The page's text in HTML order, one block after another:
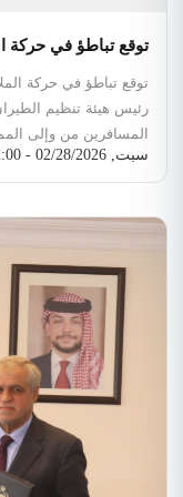
توقع تباطؤ في حركة
توقع تباطؤ في حركة
رئيس هيئة تنظيم
المسافرين من وإلى
الطيران للتأكد من
تفرز تباطؤاً في حركة
يأتي لضمان أعلى
نتيجة أي تعديلات قد
وأكدت الهيئة أنها
المعنية لضمان
في ظل الظروف
سبت, 02/28/2026 - 12:00